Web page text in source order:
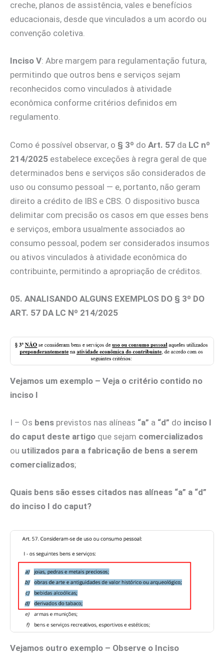
creche, planos de assistência, vales e benefícios
educacionais, desde que vinculados a um acordo ou
convenção coletiva.
Inciso V: Abre margem para regulamentação futura,
permitindo que outros bens e serviços sejam
reconhecidos como vinculados à atividade
econômica conforme critérios definidos em
regulamento.
Como é possível observar, o § 3º do Art. 57 da LC nº
214/2025 estabelece exceções à regra geral de que
determinados bens e serviços são considerados de
uso ou consumo pessoal — e, portanto, não geram
direito a crédito de IBS e CBS. O dispositivo busca
delimitar com precisão os casos em que esses bens
e serviços, embora usualmente associados ao
consumo pessoal, podem ser considerados insumos
ou ativos vinculados à atividade econômica do
contribuinte, permitindo a apropriação de créditos.
05. ANALISANDO ALGUNS EXEMPLOS DO § 3º DO
ART. 57 DA LC Nº 214/2025
Vejamos um exemplo – Veja o critério contido no
inciso I
I – Os bens previstos nas alíneas “a” a “d” do inciso I
do caput deste artigo que sejam comercializados
ou utilizados para a fabricação de bens a serem
comercializados;
Quais bens são esses citados nas alíneas “a” a “d”
do inciso I do caput?
Vejamos outro exemplo – Observe o Inciso